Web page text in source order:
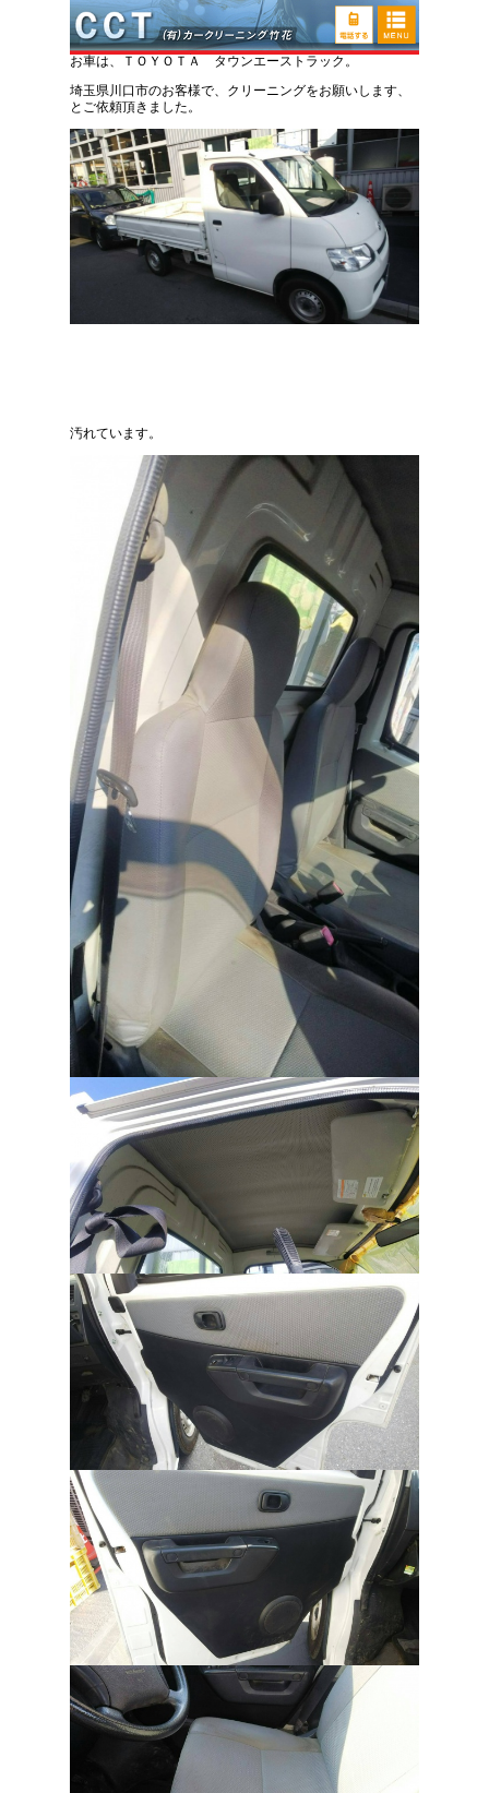
トヨタ タウンエーストラック 車内クリーニン
グ
お車は、ＴＯＹＯＴＡ タウンエーストラック。
埼玉県川口市のお客様で、クリーニングをお願いします、
とご依頼頂きました。
汚れています。